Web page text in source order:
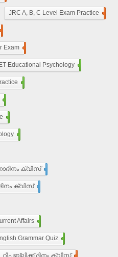
JRC A, B, C Level Exam Practice
Exam
Educational Psychology
ക്വിസ്
ക്വിസ്
Affairs
Grammar Quiz